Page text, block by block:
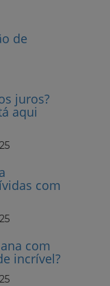
de
juros?
aqui
com
com
incrível?